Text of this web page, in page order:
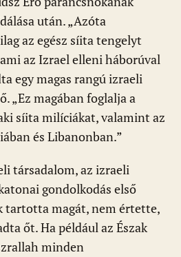
után. „Azóta
az egész síita tengelyt
az Izrael elleni háborúval
egy magas rangú izraeli
„Ez magában foglalja a
síita milíciákat, valamint az
és Libanonban.”
társadalom, az izraeli
gondolkodás első
tartotta magát, nem értette,
őt. Ha például az Észak
minden